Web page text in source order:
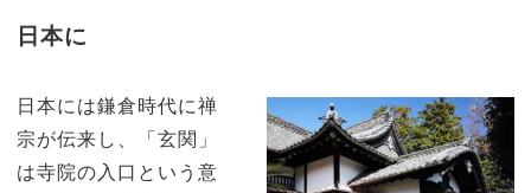
日本に
日本には鎌倉時代に禅
宗が伝来し、「玄関」
は寺院の入口という意